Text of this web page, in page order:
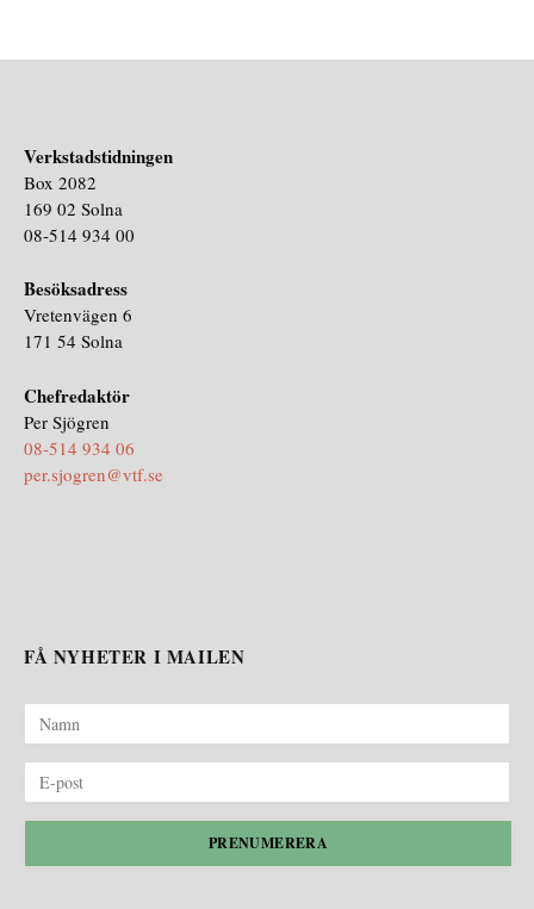
Verkstadstidningen
Box 2082
169 02 Solna
08-514 934 00
Besöksadress
Vretenvägen 6
171 54 Solna
Chefredaktör
Per Sjögren
08-514 934 06
per.sjogren@vtf.se
FÅ NYHETER I MAILEN
PRENUMERERA